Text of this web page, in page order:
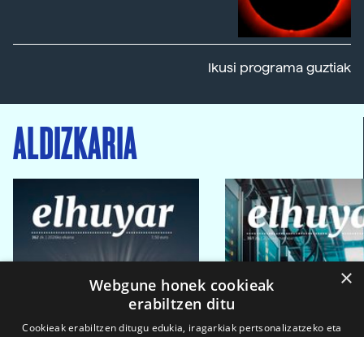
Ikusi programa guztiak
ALDIZKARIA
×
Webgune honek cookieak
erabiltzen ditu
Cookieak erabiltzen ditugu edukia, iragarkiak pertsonalizatzeko eta